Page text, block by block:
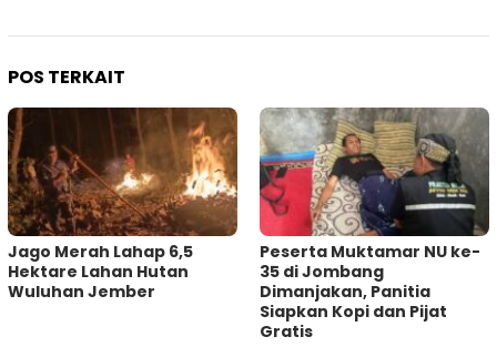
POS TERKAIT
Jago Merah Lahap 6,5
Hektare Lahan Hutan
Wuluhan Jember
Peserta Muktamar NU ke-
35 di Jombang
Dimanjakan, Panitia
Siapkan Kopi dan Pijat
Gratis